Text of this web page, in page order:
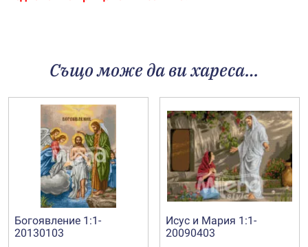
Също може да ви хареса…
Богоявление 1:1-
20130103
Исус и Мария 1:1-
20090403